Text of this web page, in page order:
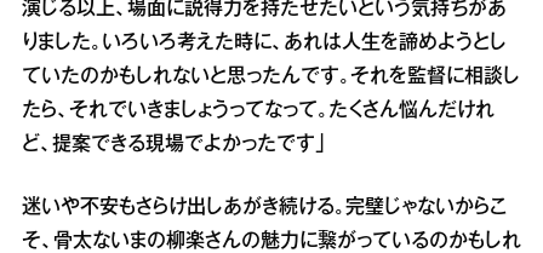
演じる以上、場面に説得力を持たせたいという気持ちがあ
りました。いろいろ考えた時に、あれは人生を諦めようとし
ていたのかもしれないと思ったんです。それを監督に相談し
たら、それでいきましょうってなって。たくさん悩んだけれ
ど、提案できる現場でよかったです」
迷いや不安もさらけ出しあがき続ける。完璧じゃないからこ
そ、骨太ないまの柳楽さんの魅力に繋がっているのかもしれ